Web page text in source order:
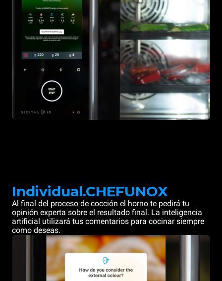
Individual.CHEFUNOX
Al final del proceso de cocción el horno te pedirá tu
opinión experta sobre el resultado final. La inteligencia
artificial utilizará tus comentarios para cocinar siempre
como deseas.